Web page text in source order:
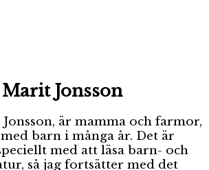
Marit Jonsson
är mamma och farmor,
barn i många år. Det är
med att läsa barn- och
så jag fortsätter med det